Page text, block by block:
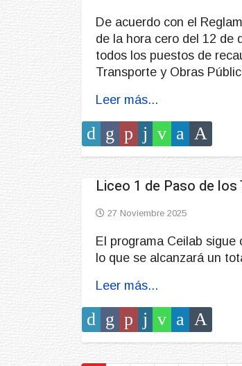
De acuerdo con el
de la hora cero del 12 de
todos los puestos de
Transporte y Obras
Leer más...
Liceo 1 de Paso de
27 Noviembre 2025
El programa Ceilab
lo que se alcanzará un
Leer más...